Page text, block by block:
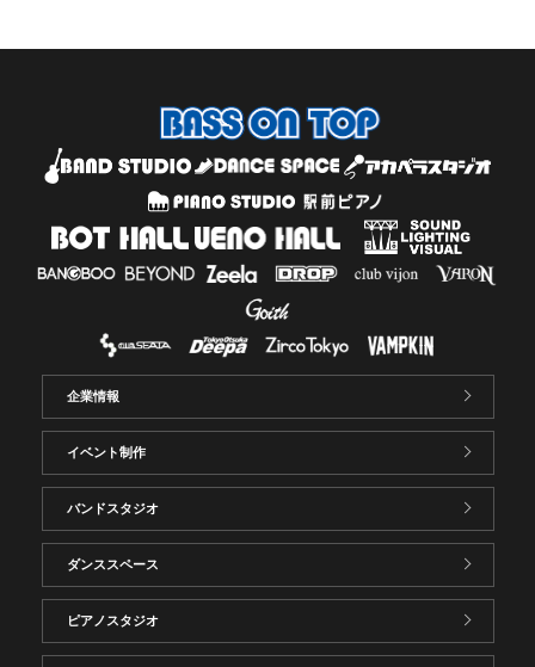
企業情報
イベント制作
バンドスタジオ
ダンススペース
ピアノスタジオ